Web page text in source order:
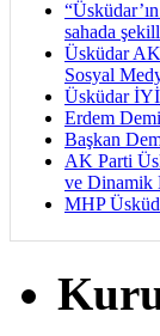
sahada
Üsküdar
Sosyal
Üsküdar
Erdem
Başkan
AK Parti
ve Dinamik
MHP